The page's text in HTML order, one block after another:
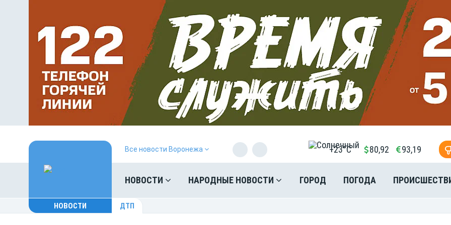
Все новости Воронежа +23°C 80,92 93,19
НОВОСТИ НАРОДНЫЕ НОВОСТИ ГОРОД ПОГОДА
НОВОСТИ ДТП